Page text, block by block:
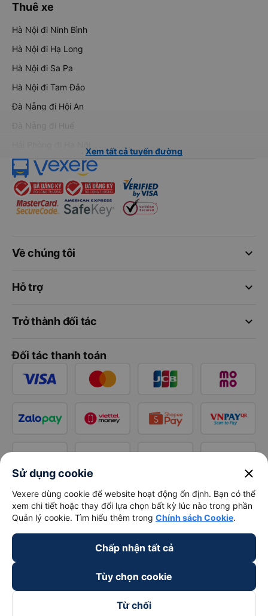
Thuê xe
Hà Nội đi Ninh Bình
Hà Nội đi Hạ Long
Hà Nội đi Sa Pa
Hà Nội đi Tam Đảo
Đà Nẵng đi Hội An
Đà Nẵng đi Huế
Xem tất cả tuyến đường
keyboard_arrow_down
Về chúng tôi
keyboard_arrow_down
Hỗ trợ
keyboard_arrow_down
Trở thành đối tác
Đối tác thanh toán
Sử dụng cookie close
Vexere dùng cookie để website hoạt động ổn định. Bạn có thể
xem chi tiết hoặc thay đổi lựa chọn bất kỳ lúc nào trong phần
Quản lý cookie. Tìm hiểu thêm trong Chính sách Cookie.
Chấp nhận tất cả
Tùy chọn cookie
Từ chối